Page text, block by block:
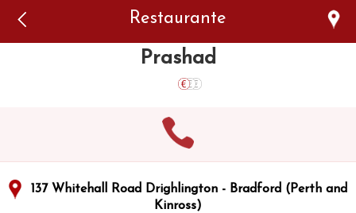
Restaurante
Prashad
137 Whitehall Road Drighlington - Bradford (Perth and
Kinross)
authorized to show the cookie declaration for domain group
ID 546ddaab-b478-4440-aa8a-3b0205284212. Please add it to
the domain group in the Cookiebot Manager to authorize